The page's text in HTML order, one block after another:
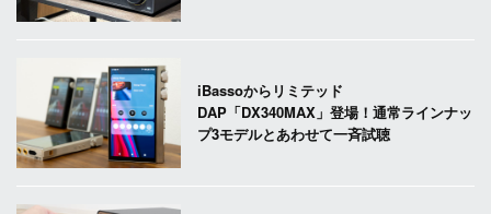
iBassoからリミテッド
DAP「DX340MAX」登場！通常ラインナッ
プ3モデルとあわせて一斉試聴